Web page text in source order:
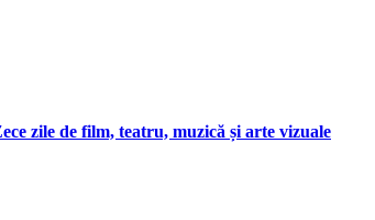
zile de film, teatru, muzică și arte vizuale